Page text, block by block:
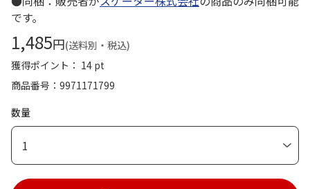
です。
1,485円(送料別・税込)
獲得ポイント： 14 pt
商品番号
9971171799
数量
1